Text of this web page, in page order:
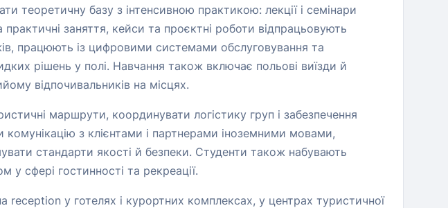
теоретичну базу з інтенсивною практикою: лекції і семінари
заняття, кейси та проєктні роботи відпрацьовують
працюють із цифровими системами обслуговування та
рішень у полі. Навчання також включає польові виїзди й
відпочивальників на місцях.
маршрути, координувати логістику груп і забезпечення
комунікацію з клієнтами і партнерами іноземними мовами,
стандарти якості й безпеки. Студенти також набувають
у сфері гостинності та рекреації.
у готелях і курортних комплексах, у центрах туристичної